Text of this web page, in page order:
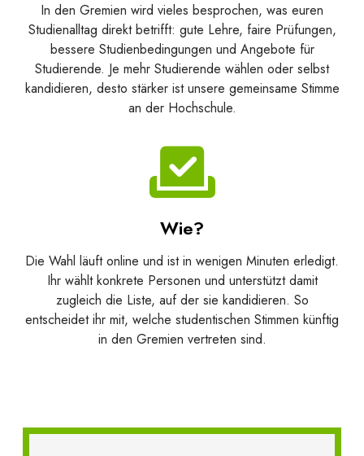
In den Gremien wird vieles besprochen, was euren
Studienalltag direkt betrifft: gute Lehre, faire Prüfungen,
bessere Studienbedingungen und Angebote für
Studierende. Je mehr Studierende wählen oder selbst
kandidieren, desto stärker ist unsere gemeinsame Stimme
an der Hochschule.
Wie?
Die Wahl läuft online und ist in wenigen Minuten erledigt.
Ihr wählt konkrete Personen und unterstützt damit
zugleich die Liste, auf der sie kandidieren. So
entscheidet ihr mit, welche studentischen Stimmen künftig
in den Gremien vertreten sind.